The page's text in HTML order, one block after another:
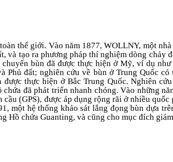
thế giới. Vào năm 1877, WOLLNY, một
và tạo ra phương pháp thí nghiệm dòng chảy
bùn đã được thực hiện ở Mỹ, ví dụ
Phủ đất; nghiên cứu về bùn ở Trung Quốc
thực hiện ở Bắc Trung Quốc. Nghiên
đã phát triển nhanh chóng. Vào những
(GPS), được áp dụng rộng rãi ở nhiều
một hệ thống khảo sát lắng đọng bùn dựa
Hồ chứa Guanting, và cũng cho mục đích